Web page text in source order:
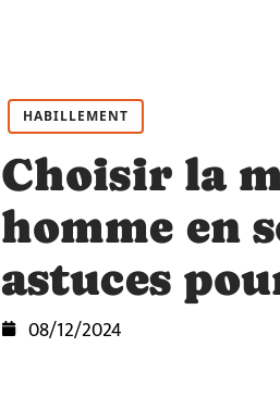
HABILLEMENT
Choisir la
homme en
astuces
08/12/2024